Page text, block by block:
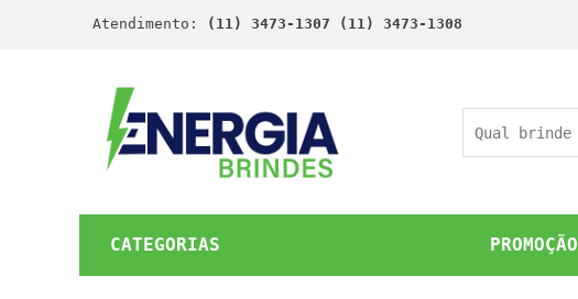
Atendimento: (11) 3473-1307 (11) 3473-1308
CATEGORIAS PROMOÇÃO